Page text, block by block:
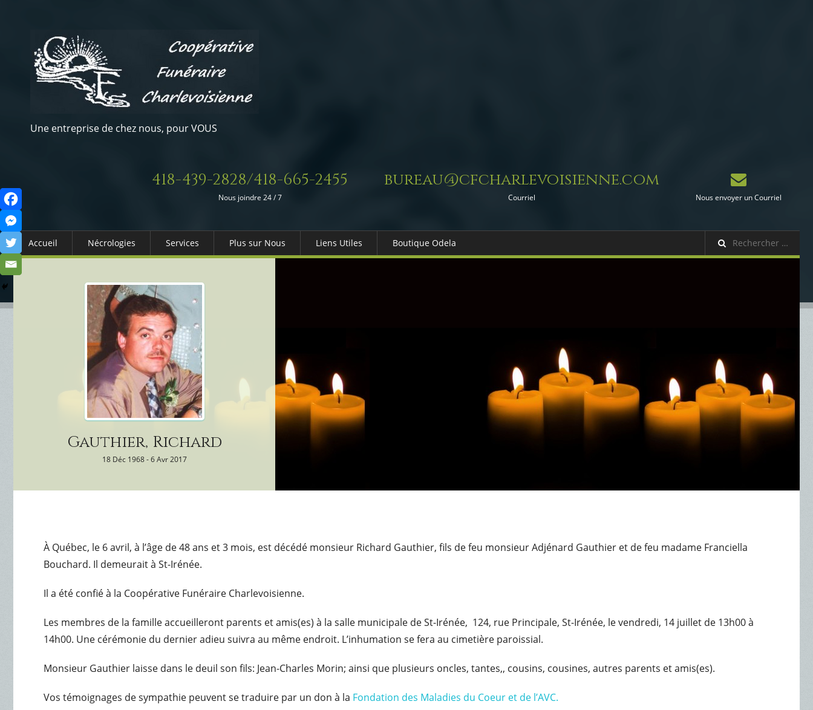
Une entreprise de chez nous, pour VOUS
418-439-2828/418-665-2455
Nous joindre 24 / 7
bureau@cfcharlevoisienne.com
Courriel Nous envoyer un Courriel
Accueil Nécrologies Services
Columbarium
Services Funéraires
Plus sur Nous Liens Utiles Boutique Odela
Gauthier, Richard
18 Déc 1968 - 6 Avr 2017
À Québec, le 6 avril, à l’âge de 48 ans et 3 mois, est décédé monsieur Richard Gauthier, fils de feu monsieur Adjénard Gauthier et de feu madame Franciella
Bouchard. Il demeurait à St-Irénée.
Il a été confié à la Coopérative Funéraire Charlevoisienne.
Les membres de la famille accueilleront parents et amis(es) à la salle municipale de St-Irénée, 124, rue Principale, St-Irénée, le vendredi, 14 juillet de 13h00 à
14h00. Une cérémonie du dernier adieu suivra au même endroit. L’inhumation se fera au cimetière paroissial.
Monsieur Gauthier laisse dans le deuil son fils: Jean-Charles Morin; ainsi que plusieurs oncles, tantes,, cousins, cousines, autres parents et amis(es).
Vos témoignages de sympathie peuvent se traduire par un don à la Fondation des Maladies du Coeur et de l’AVC.